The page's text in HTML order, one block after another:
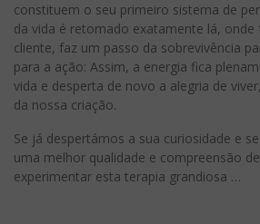
constituem o seu primeiro sistema de
da vida é retomado exatamente lá,
cliente, faz um passo da sobrevivência
para a ação: Assim, a energia fica
vida e desperta de novo a alegria de
da nossa criação.
Se já despertámos a sua curiosidade e
uma melhor qualidade e compreensão
experimentar esta terapia grandiosa …